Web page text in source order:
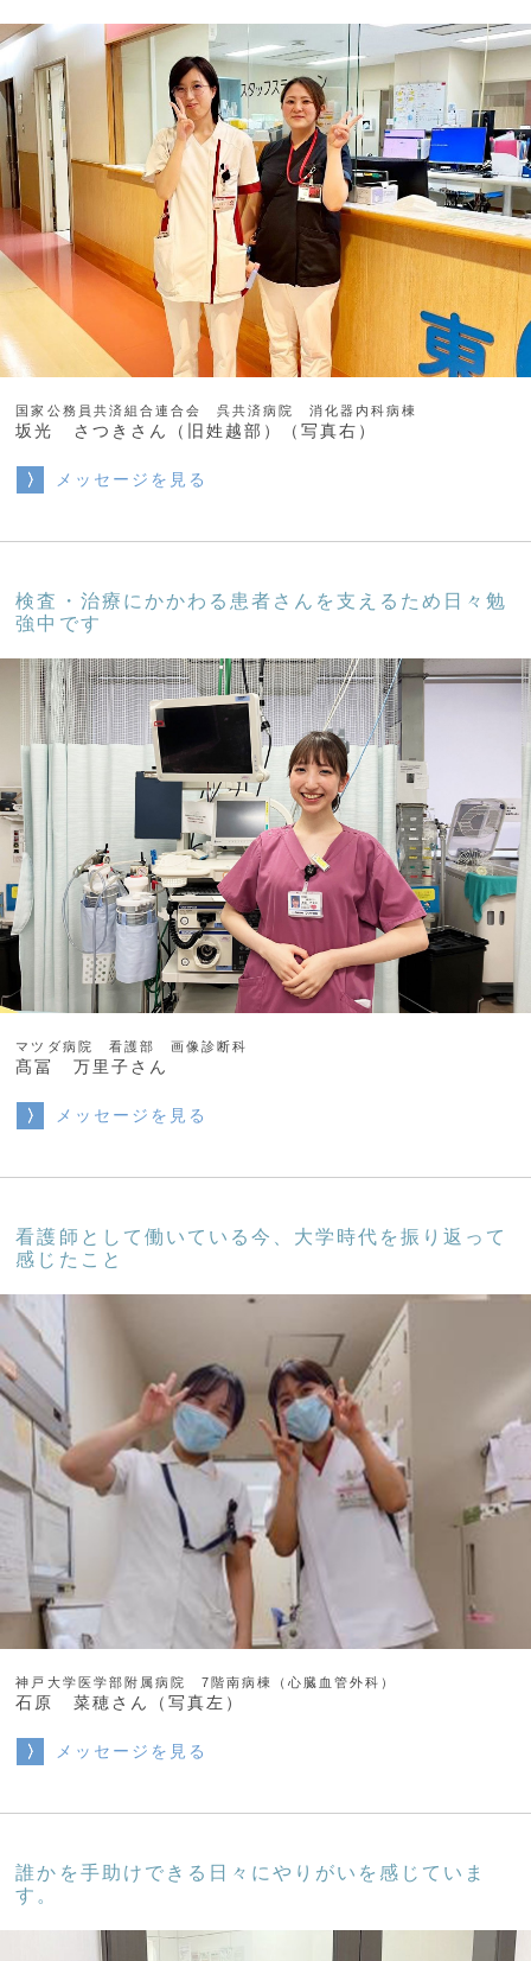
国家公務員共済組合連合会 呉共済病院 消化器内科病棟
坂光 さつきさん（旧姓越部）（写真右）
メッセージを見る
検査・治療にかかわる患者さんを支えるため日々勉
強中です
マツダ病院 看護部 画像診断科
髙冨 万里子さん
メッセージを見る
看護師として働いている今、大学時代を振り返って
感じたこと
神戸大学医学部附属病院 7階南病棟（心臓血管外科）
石原 菜穂さん（写真左）
メッセージを見る
誰かを手助けできる日々にやりがいを感じていま
す。